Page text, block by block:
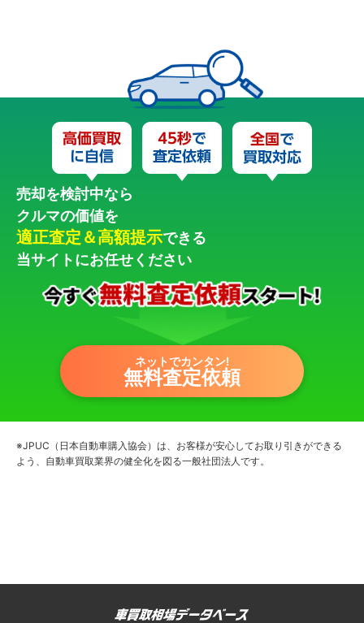
売却を検討中なら
クルマの価値を
適正査定＆高額提示できる
当サイトにお任せください
ネットでカンタン!
無料査定依頼
※JPUC（日本自動車購入協会）は、お客様が安心してお取り引きができる
よう、自動車買取業界の健全化を図る一般社団法人です。